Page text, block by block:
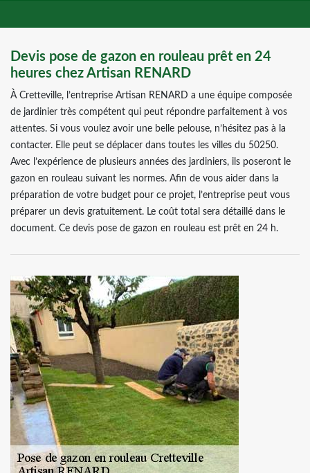
Devis pose de gazon en rouleau prêt en 24
heures chez Artisan RENARD
À Cretteville, l’entreprise Artisan RENARD a une équipe composée
de jardinier très compétent qui peut répondre parfaitement à vos
attentes. Si vous voulez avoir une belle pelouse, n’hésitez pas à la
contacter. Elle peut se déplacer dans toutes les villes du 50250.
Avec l’expérience de plusieurs années des jardiniers, ils poseront le
gazon en rouleau suivant les normes. Afin de vous aider dans la
préparation de votre budget pour ce projet, l’entreprise peut vous
préparer un devis gratuitement. Le coût total sera détaillé dans le
document. Ce devis pose de gazon en rouleau est prêt en 24 h.